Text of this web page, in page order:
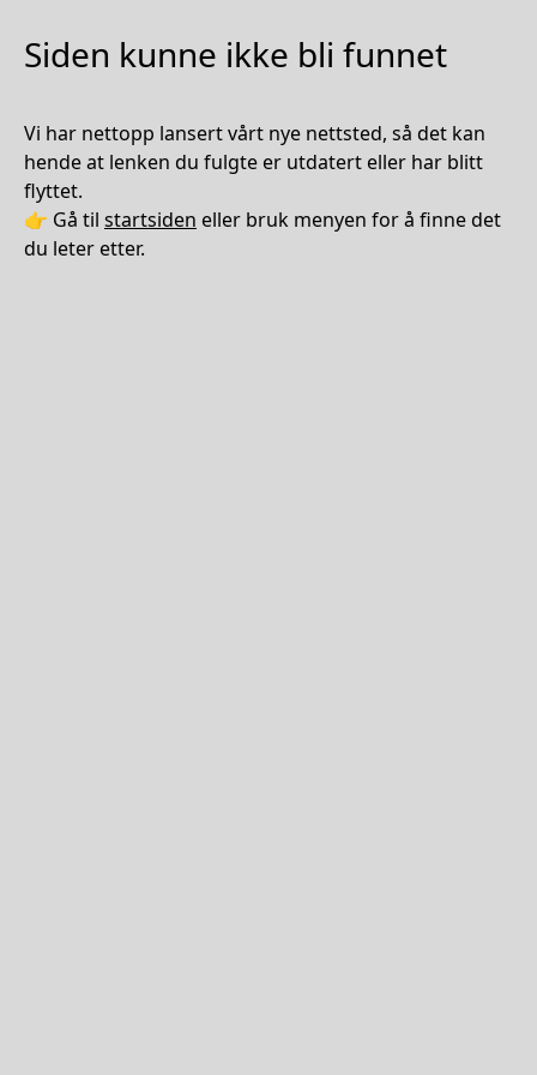
Siden kunne ikke bli funnet
Vi har nettopp lansert vårt nye nettsted, så det kan
hende at lenken du fulgte er utdatert eller har blitt
flyttet.
👉 Gå til startsiden eller bruk menyen for å finne det
du leter etter.